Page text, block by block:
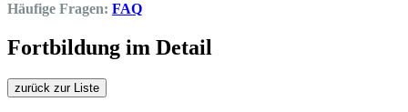
Häufige Fragen: FAQ
Fortbildung im Detail
zurück zur Liste